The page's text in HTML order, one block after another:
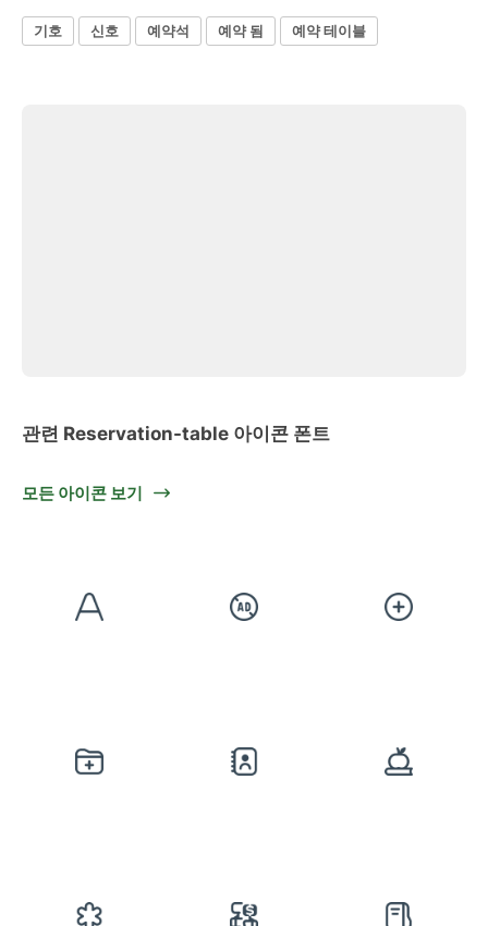
기호 신호 예약석 예약 됨 예약 테이블
관련 Reservation-table 아이콘 폰트
모든 아이콘 보기